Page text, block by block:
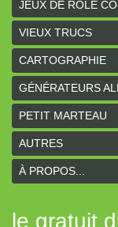
L'anneau des
Davy Jones (cartes)
Davy Jones
Sur la route
Earthdawn (Coeurs
Titan&Fils 2020
Paysages
JEUX DE RÔLE
VIEUX TRUCS
CARTOGRAPHIE
GÉNÉRATEURS
PETIT MARTEAU
AUTRES
À PROPOS...
le gratuit